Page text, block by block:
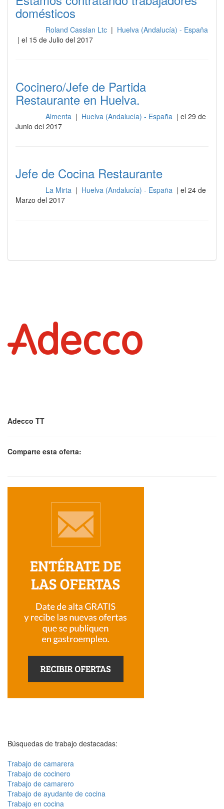
domésticos
Roland Casslan Ltc | Huelva (Andalucía) - España
| el 15 de Julio del 2017
Cocinero/Jefe de Partida
Restaurante en Huelva.
Almenta | Huelva (Andalucía) - España | el 29 de
Junio del 2017
Jefe de Cocina Restaurante
La Mirta | Huelva (Andalucía) - España | el 24 de
Marzo del 2017
Adecco TT
Comparte esta oferta:
Búsquedas de trabajo destacadas:
Trabajo de camarera
Trabajo de cocinero
Trabajo de camarero
Trabajo de ayudante de cocina
Trabajo en cocina